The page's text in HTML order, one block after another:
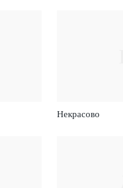
Некрасово